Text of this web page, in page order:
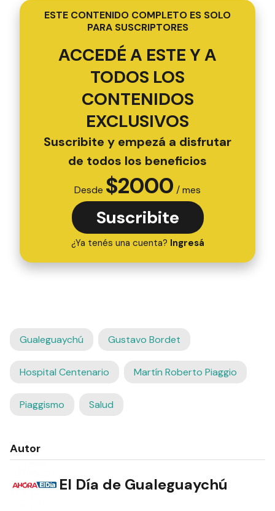
ESTE CONTENIDO COMPLETO ES SOLO
PARA SUSCRIPTORES
ACCEDÉ A ESTE Y A
TODOS LOS
CONTENIDOS
EXCLUSIVOS
Suscribite y empezá a disfrutar
de todos los beneficios
Desde $2000 / mes
Suscribite
¿Ya tenés una cuenta? Ingresá
Gualeguaychú Gustavo Bordet
Hospital Centenario Martín Roberto Piaggio
Piaggismo Salud
Autor
El Día de Gualeguaychú